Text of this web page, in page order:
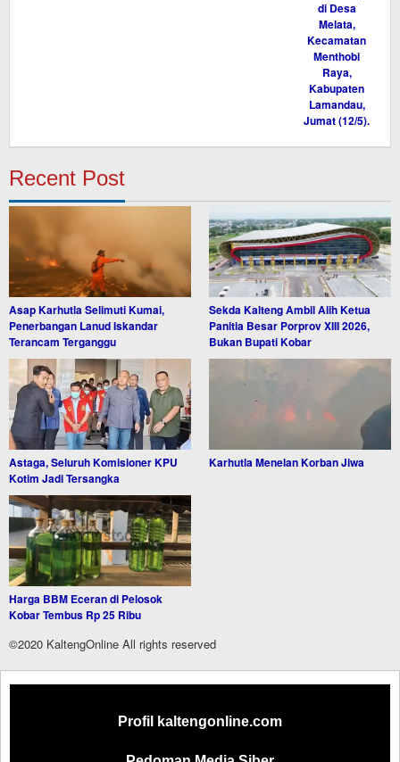
Recent Post
Asap Karhutla Selimuti Kumai,
Penerbangan Lanud Iskandar
Terancam Terganggu
Sekda Kalteng Ambil Alih Ketua
Panitia Besar Porprov XIII 2026,
Bukan Bupati Kobar
Astaga, Seluruh Komisioner KPU
Kotim Jadi Tersangka
Karhutla Menelan Korban Jiwa
Harga BBM Eceran di Pelosok
Kobar Tembus Rp 25 Ribu
©2020 KaltengOnline All rights reserved
Profil kaltengonline.com